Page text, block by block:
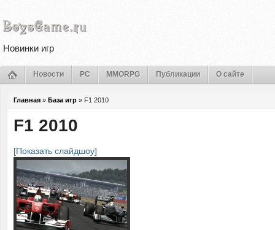
Новинки игр
Новости PC MMORPG Публикации О сайте
Главная » База игр » F1 2010
F1 2010
[Показать слайдшоу]